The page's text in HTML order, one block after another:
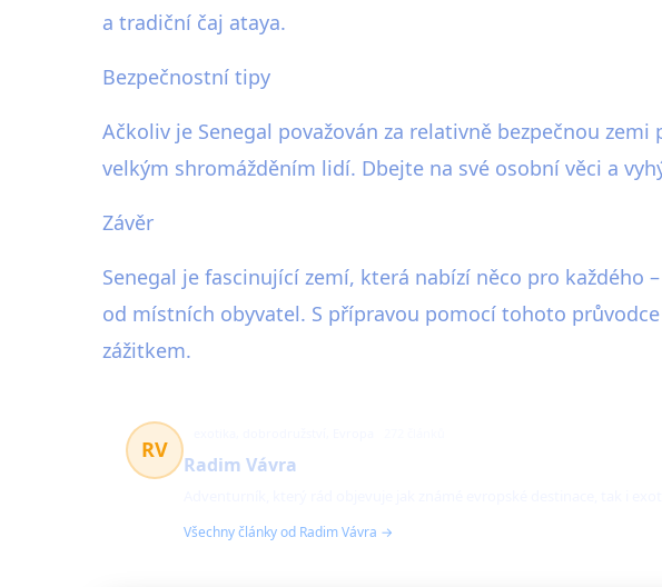
a tradiční čaj ataya.
Bezpečnostní tipy
Ačkoliv je Senegal považován za relativně bezpečnou
velkým shromážděním lidí. Dbejte na své osobní věci a
Závěr
Senegal je fascinující zemí, která nabízí něco pro
od místních obyvatel. S přípravou pomocí tohoto
zážitkem.
RV
Radim Vávra
Všechny články od Radim Vávra →